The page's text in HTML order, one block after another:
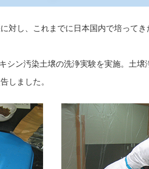
対し、これまでに日本国内で培って
シン汚染土壌の洗浄実験を実施。土壌
しました。